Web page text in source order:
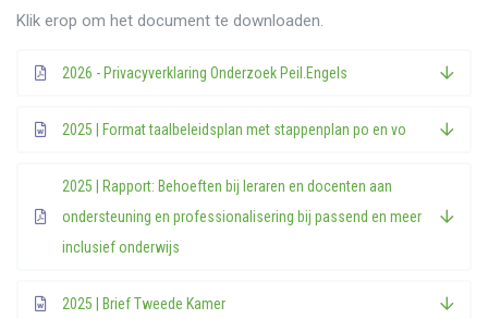
Klik erop om het document te downloaden.
2026 - Privacyverklaring Onderzoek Peil.Engels
2025 | Format taalbeleidsplan met stappenplan po en vo
2025 | Rapport: Behoeften bij leraren en docenten aan
ondersteuning en professionalisering bij passend en meer
inclusief onderwijs
2025 | Brief Tweede Kamer